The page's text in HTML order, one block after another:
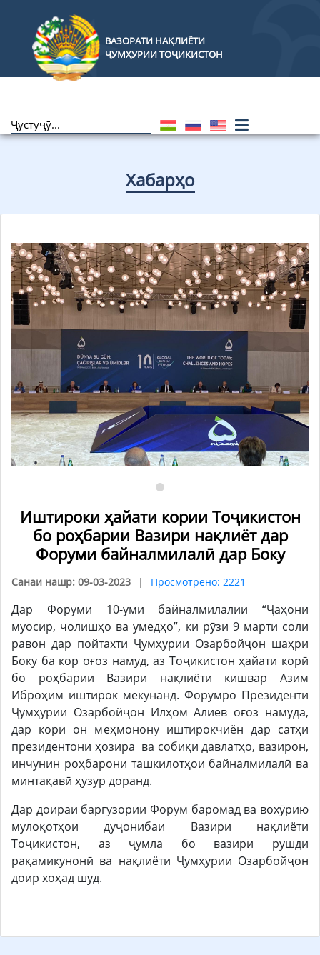
ВАЗОРАТИ НАҚЛИЁТИ
ҶУМҲУРИИ ТОҶИКИСТОН
Хабарҳо
Иштироки ҳайати кории Тоҷикистон
бо роҳбарии Вазири нақлиёт дар
Форуми байналмилалӣ дар Боку
Санаи нашр: 09-03-2023 Просмотрено: 2221
Дар Форуми 10-уми байналмилалии “Ҷаҳони
муосир, чолишҳо ва умедҳо”, ки рӯзи 9 марти соли
равон дар пойтахти Ҷумҳурии Озарбойҷон шаҳри
Боку ба кор оғоз намуд, аз Тоҷикистон ҳайати корӣ
бо роҳбарии Вазири нақлиёти кишвар Азим
Иброҳим иштирок мекунанд. Форумро Президенти
Ҷумҳурии Озарбойҷон Илҳом Алиев оғоз намуда,
дар кори он меҳмонону иштирокчиён дар сатҳи
президентони ҳозира ва собиқи давлатҳо, вазирон,
инчунин роҳбарони ташкилотҳои байналмилалӣ ва
минтақавӣ ҳузур доранд.
Дар доираи баргузории Форум баромад ва вохӯрию
мулоқотҳои дуҷонибаи Вазири нақлиёти
Тоҷикистон, аз ҷумла бо вазири рушди
рақамикунонӣ ва нақлиёти Ҷумҳурии Озарбойҷон
доир хоҳад шуд.